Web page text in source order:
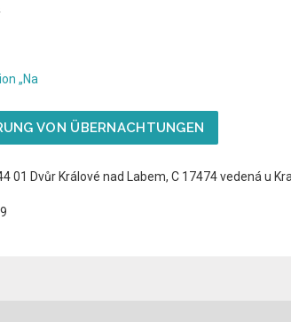
„Na
VON ÜBERNACHTUNGEN
01 Dvůr Králové nad Labem, C 17474 vedená u